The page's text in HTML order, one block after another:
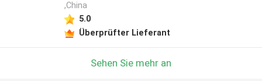
,China
5.0
Überprüfter Lieferant
Sehen Sie mehr an